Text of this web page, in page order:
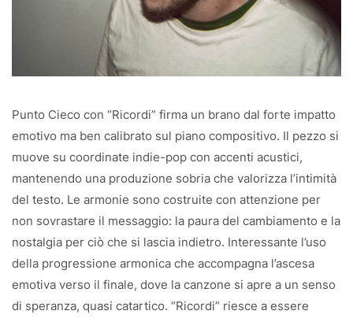
Punto Cieco con “Ricordi” firma un brano dal forte impatto
emotivo ma ben calibrato sul piano compositivo. Il pezzo si
muove su coordinate indie-pop con accenti acustici,
mantenendo una produzione sobria che valorizza l’intimità
del testo. Le armonie sono costruite con attenzione per
non sovrastare il messaggio: la paura del cambiamento e la
nostalgia per ciò che si lascia indietro. Interessante l’uso
della progressione armonica che accompagna l’ascesa
emotiva verso il finale, dove la canzone si apre a un senso
di speranza, quasi catartico. “Ricordi” riesce a essere